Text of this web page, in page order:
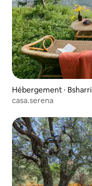
Hébergement ⋅ Bsharri
casa.serena